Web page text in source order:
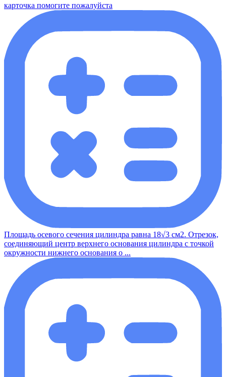
карточка помогите пожалуйста
Площадь осевого сечения цилиндра равна 18√3 см2. Отрезок,
соединяющий центр верхнего основания цилиндра с точкой
окружности нижнего основания о ...